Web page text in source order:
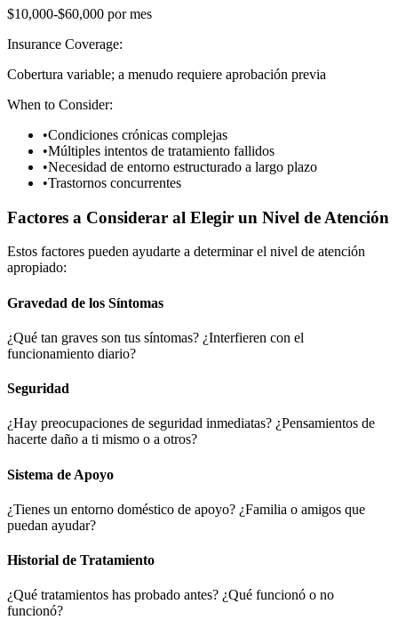
$10,000-$60,000 por mes
Insurance Coverage:
Cobertura variable; a menudo requiere aprobación previa
When to Consider:
•Condiciones crónicas complejas
•Múltiples intentos de tratamiento fallidos
•Necesidad de entorno estructurado a largo plazo
•Trastornos concurrentes
Factores a Considerar al Elegir un Nivel de Atención
Estos factores pueden ayudarte a determinar el nivel de atención
apropiado:
Gravedad de los Síntomas
¿Qué tan graves son tus síntomas? ¿Interfieren con el
funcionamiento diario?
Seguridad
¿Hay preocupaciones de seguridad inmediatas? ¿Pensamientos de
hacerte daño a ti mismo o a otros?
Sistema de Apoyo
¿Tienes un entorno doméstico de apoyo? ¿Familia o amigos que
puedan ayudar?
Historial de Tratamiento
¿Qué tratamientos has probado antes? ¿Qué funcionó o no
funcionó?